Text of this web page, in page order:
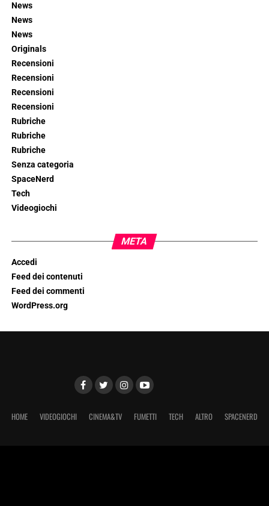
News
News
News
Originals
Recensioni
Recensioni
Recensioni
Recensioni
Rubriche
Rubriche
Rubriche
Senza categoria
SpaceNerd
Tech
Videogiochi
META
Accedi
Feed dei contenuti
Feed dei commenti
WordPress.org
HOME VIDEOGIOCHI CINEMA&TV FUMETTI TECH ALTRO SPACENERD